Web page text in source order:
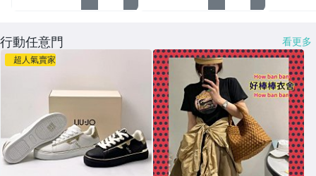
行動任意門 看更多
超人氣賣家